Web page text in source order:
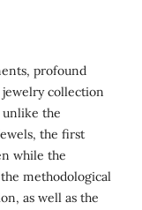
profound
collection
the
the first
while the
methodological
as well as the